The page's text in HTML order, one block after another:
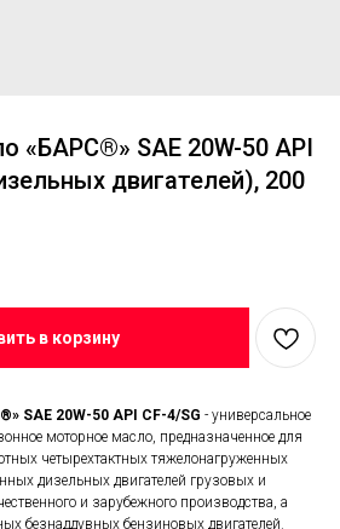
«БАРС®» SAE 20W-50 API
двигателей), 200
в корзину
SAE 20W-50 API CF-4/SG - универсальное
моторное масло, предназначенное для
четырехтактных тяжелонагруженных
дизельных двигателей грузовых и
и зарубежного производства, а
безнаддувных бензиновых двигателей.